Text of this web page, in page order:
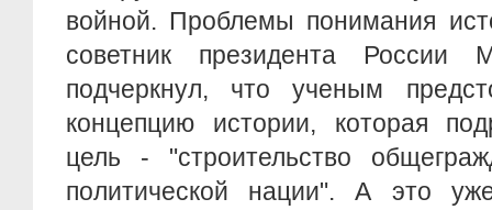
войной. Проблемы понимания
советник президента России
подчеркнул, что ученым
концепцию истории, которая
цель - "строительство
политической нации". А это